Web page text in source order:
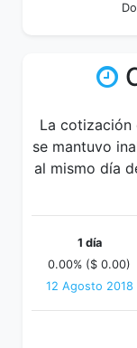
La cotización
se mantuvo
al mismo día
1 día
0.00% ($ 0.00)
12 Agosto 2018